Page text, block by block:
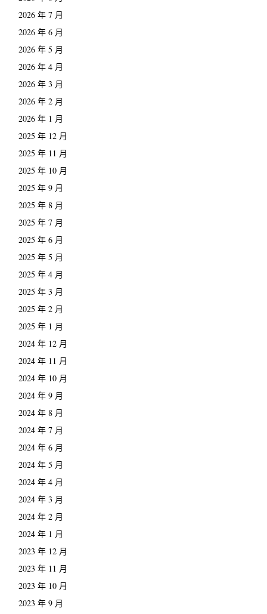
2026 年 7 月
2026 年 6 月
2026 年 5 月
2026 年 4 月
2026 年 3 月
2026 年 2 月
2026 年 1 月
2025 年 12 月
2025 年 11 月
2025 年 10 月
2025 年 9 月
2025 年 8 月
2025 年 7 月
2025 年 6 月
2025 年 5 月
2025 年 4 月
2025 年 3 月
2025 年 2 月
2025 年 1 月
2024 年 12 月
2024 年 11 月
2024 年 10 月
2024 年 9 月
2024 年 8 月
2024 年 7 月
2024 年 6 月
2024 年 5 月
2024 年 4 月
2024 年 3 月
2024 年 2 月
2024 年 1 月
2023 年 12 月
2023 年 11 月
2023 年 10 月
2023 年 9 月